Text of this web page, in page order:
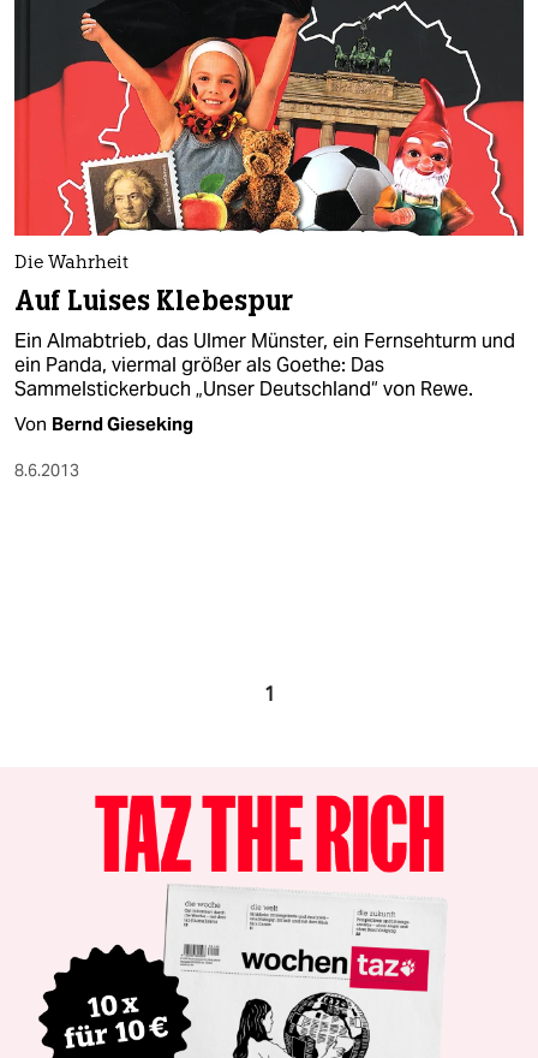
Die Wahrheit
Auf Luises Klebespur
Ein Almabtrieb, das Ulmer Münster, ein Fernsehturm und
ein Panda, viermal größer als Goethe: Das
Sammelstickerbuch „Unser Deutschland“ von Rewe.
Von Bernd Gieseking
8.6.2013
1